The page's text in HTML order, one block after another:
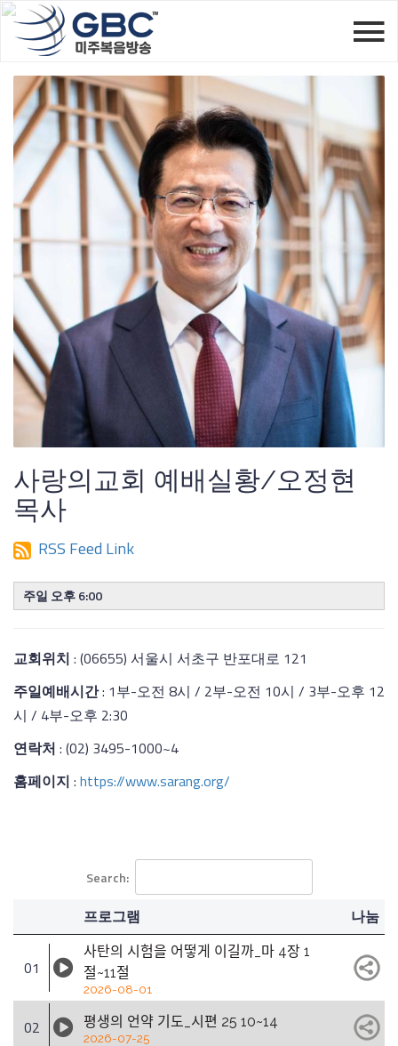
사랑의교회 예배실황/오정현
목사
RSS Feed Link
주일 오후 6:00
교회위치 : (06655) 서울시 서초구 반포대로 121
주일예배시간: 1부-오전 8시 / 2부-오전 10시 / 3부-오후 12
시 / 4부-오후 2:30
연락처 : (02) 3495-1000~4
홈페이지 : https://www.sarang.org/
Search:
프로그램 나눔
01
사탄의 시험을 어떻게 이길까_마 4장 1
절~11절
2026-08-01
02 평생의 언약 기도_시편 25 10~14
2026-07-25